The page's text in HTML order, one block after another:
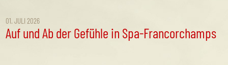
01. JULI 2026
Auf und Ab der Gefühle in Spa-Francorchamps